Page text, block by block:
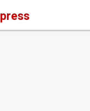
press